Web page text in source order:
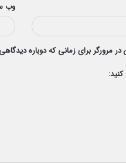
وب‌
مرورگر برای زمانی که دوباره